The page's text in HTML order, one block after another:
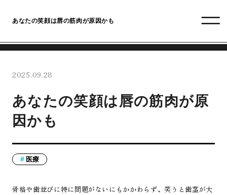
あなたの笑顔は唇の筋肉が原因かも
2025.09.28
あなたの笑顔は唇の筋肉が原
因かも
医療
骨格や歯並びに特に問題がないにもかかわらず、笑うと歯茎が大